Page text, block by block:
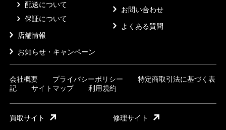
配送について
保証について
店舗情報
お知らせ・キャンペーン
お問い合わせ
よくある質問
会社概要 プライバシーポリシー
特定商取引法に基づく表
記
サイトマップ 利用規約
買取サイト 修理サイト